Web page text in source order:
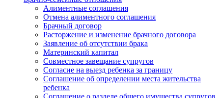
Алиментные соглашения
Отмена алиментного соглашения
Брачный договор
Расторжение и изменение брачного договора
Заявление об отсутствии брака
Материнский капитал
Совместное завещание супругов
Согласие на выезд ребенка за границу
Соглашение об определении места жительства
ребенка
Соглашение о разделе общего имущества супругов